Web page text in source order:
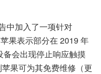
中加入了一项针对
果表示部分在 2019 年
备会出现停止响应触摸
果可为其免费维修（更